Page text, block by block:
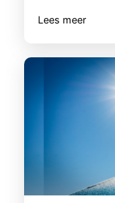
Lees meer